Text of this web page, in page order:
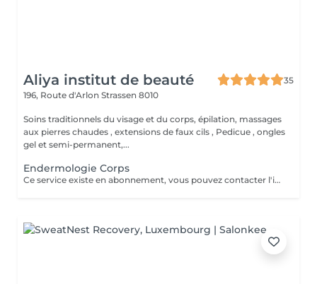
Aliya institut de beauté
35
196, Route d'Arlon Strassen 8010
Soins traditionnels du visage et du corps, épilation, massages
aux pierres chaudes , extensions de faux cils , Pedicue , ongles
gel et semi-permanent,...
Endermologie Corps
Ce service existe en abonnement, vous pouvez contacter l'institut pour de plus amples renseignements.